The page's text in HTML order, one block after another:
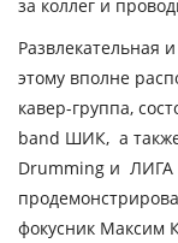
за коллег и
Развлекательная
этому вполне
кавер-группа,
band ШИК, а
Drumming и ЛИГА
фокусник Максим